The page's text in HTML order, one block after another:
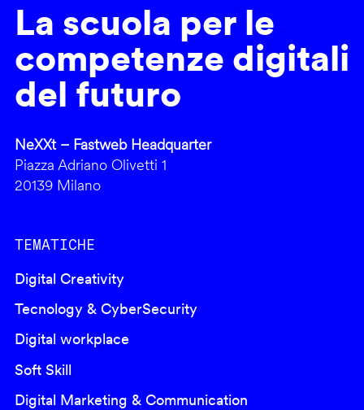
La scuola per le
competenze digitali
del futuro
NeXXt – Fastweb Headquarter
Piazza Adriano Olivetti 1
20139 Milano
TEMATICHE
Digital Creativity
Tecnology & CyberSecurity
Digital workplace
Soft Skill
Digital Marketing & Communication